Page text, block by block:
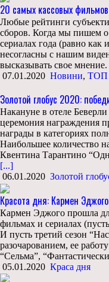
20 самых кассовых
Любые рейтинги
сборов. Когда мы пишем
сериалах года (равно как
несогласны с нашим
высказывать свое мнение.
07.01.2020 Новини, ТОП
Золотой глобус 2020:
Накануне в отеле
церемония награждения
награды в категориях
Наибольшее количество
Квентина Тарантино
[...]
06.01.2020 Золотой
Красота дня: Кармен
Кармен Эджого прошла
фильмах и сериалах
И пусть третий сезон
разочарованием, ее
“Сельма”,
05.01.2020 Краса дня